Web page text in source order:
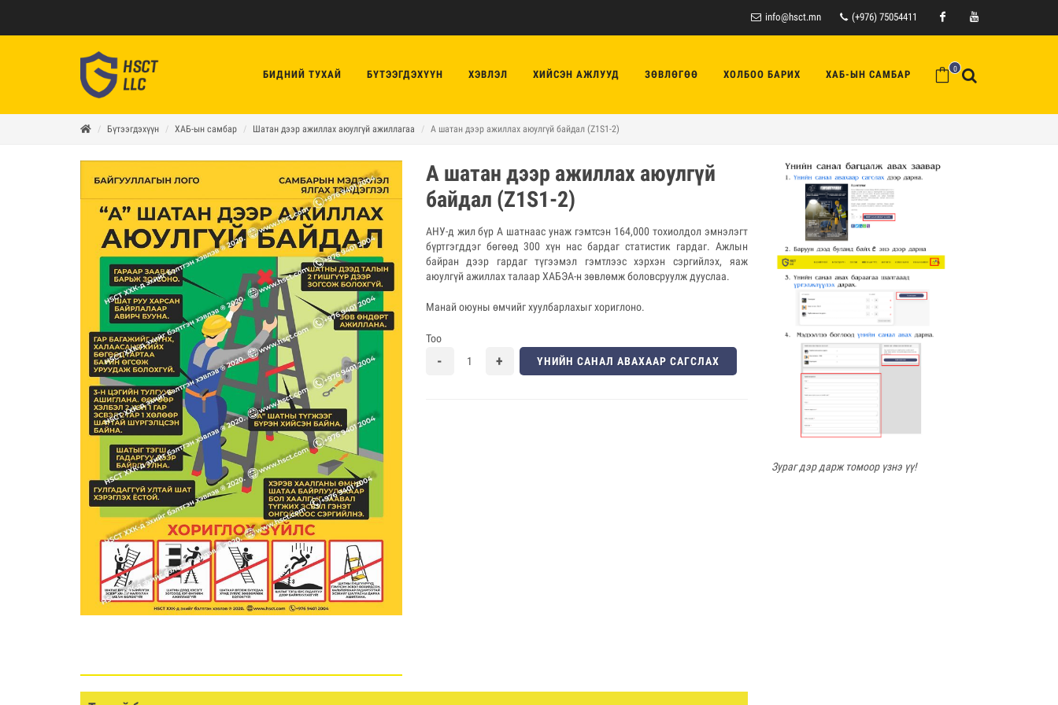
info@hsct.mn (+976) 75054411
БИДНИЙ ТУХАЙ БҮТЭЭГДЭХҮҮН ХЭВЛЭЛ ХИЙСЭН АЖЛУУД ЗӨВЛӨГӨӨ ХОЛБОО БАРИХ ХАБ-ЫН САМБАР 0
Бүтээгдэхүүн ХАБ-ын самбар Шатан дээр ажиллах аюулгүй ажиллагаа А шатан дээр ажиллах аюулгүй байдал (Z1S1-2)
А шатан дээр ажиллах аюулгүй
байдал (Z1S1-2)
АНУ-д жил бүр А шатнаас унаж гэмтсэн 164,000 тохиолдол эмнэлэгт
бүртгэгддэг бөгөөд 300 хүн нас бардаг статистик гардаг. Ажлын
байран дээр гардаг түгээмэл гэмтлээс хэрхэн сэргийлэх, яаж
аюулгүй ажиллах талаар ХАБЭА-н зөвлөмж боловсруулж дууслаа.
Манай оюуны өмчийг хуулбарлахыг хориглоно.
Тоо
ҮНИЙН САНАЛ АВАХААР САГСЛАХ
Зураг дэр дарж томоор үзнэ үү!